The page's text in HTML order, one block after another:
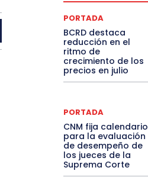
PORTADA
BCRD destaca
reducción en el
ritmo de
crecimiento de los
precios en julio
PORTADA
CNM fija calendario
para la evaluación
de desempeño de
los jueces de la
Suprema Corte